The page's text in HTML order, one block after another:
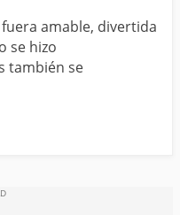
amable, divertida
se hizo
también se